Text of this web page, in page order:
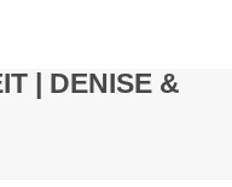
| DENISE &